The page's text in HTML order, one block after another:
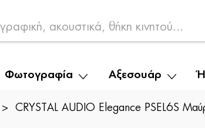
Φωτογραφία Αξεσουάρ
CRYSTAL AUDIO Elegance PSEL6S